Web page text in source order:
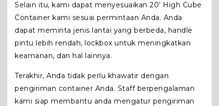
Selain itu, kami dapat menyesuaikan 20’ High Cube
Container kami sesuai permintaan Anda. Anda
dapat meminta jenis lantai yang berbeda, handle
pintu lebih rendah, lockbox untuk meningkatkan
keamanan, dan hal lainnya.
Terakhir, Anda tidak perlu khawatir dengan
pengiriman container Anda. Staff berpengalaman
kami siap membantu anda mengatur pengiriman